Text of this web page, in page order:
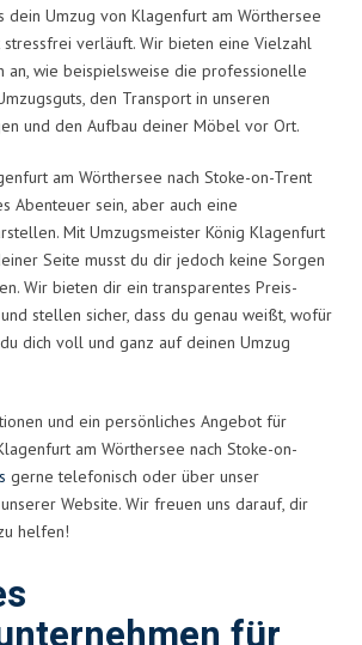
dein Umzug von Klagenfurt am Wörthersee
stressfrei verläuft. Wir bieten eine Vielzahl
an, wie beispielsweise die professionelle
den Transport in unseren
und den Aufbau deiner Möbel vor Ort.
am Wörthersee nach Stoke-on-Trent
Abenteuer sein, aber auch eine
Mit Umzugsmeister König Klagenfurt
Seite musst du dir jedoch keine Sorgen
Wir bieten dir ein transparentes Preis-
stellen sicher, dass du genau weißt, wofür
dich voll und ganz auf deinen Umzug
und ein persönliches Angebot für
am Wörthersee nach Stoke-on-
gerne telefonisch oder über unser
Website. Wir freuen uns darauf, dir
helfen!